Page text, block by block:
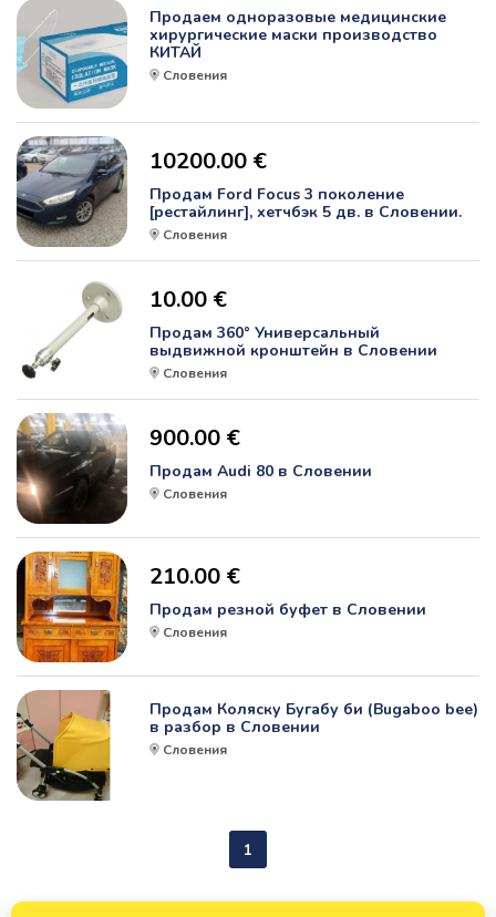
Продаем одноразовые медицинские
хирургические маски производство
КИТАЙ
Словения
10200.00 €
Продам Ford Focus 3 поколение
[рестайлинг], хетчбэк 5 дв. в Словении.
Словения
10.00 €
Продам 360° Универсальный
выдвижной кронштейн в Словении
Словения
900.00 €
Продам Audi 80 в Словении
Словения
210.00 €
Продам резной буфет в Словении
Словения
Продам Коляску Бугабу би (Bugaboo bee)
в разбор в Словении
Словения
1